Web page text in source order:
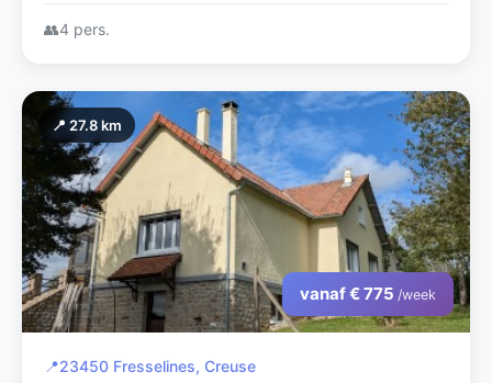
cultuur.
👥4 pers.
📍 27.8 km
vanaf € 775 /week
📍23450 Fresselines, Creuse